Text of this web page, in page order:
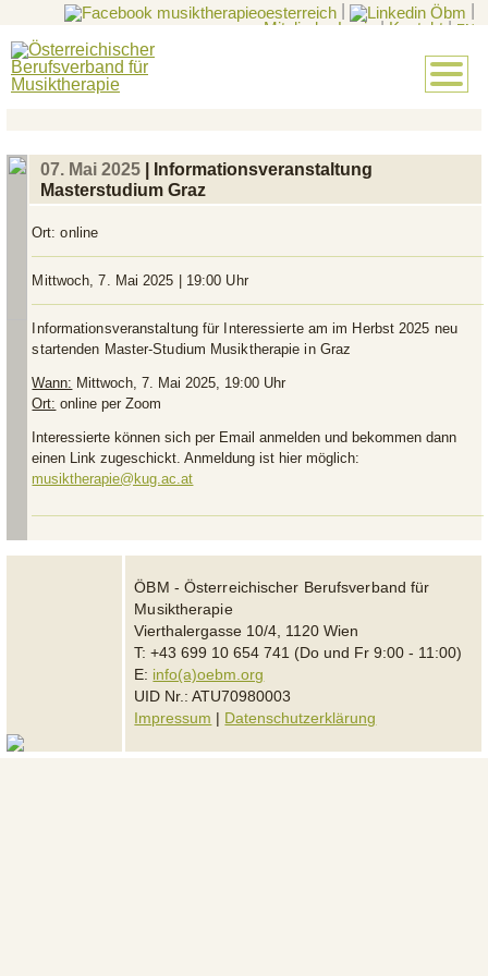
Mitglieder-Login
| Kontakt | EN
07. Mai 2025 | Informationsveranstaltung
Masterstudium Graz
Ort:online
Mittwoch, 7. Mai 2025 | 19:00 Uhr
Informationsveranstaltung für Interessierte am im Herbst 2025 neu
startenden Master-Studium Musiktherapie in Graz
Wann: Mittwoch, 7. Mai 2025, 19:00 Uhr
Ort: online per Zoom
Interessierte können sich per Email anmelden und bekommen dann
einen Link zugeschickt. Anmeldung ist hier möglich:
musiktherapie@kug.ac.at
ÖBM - Österreichischer Berufsverband für
Musiktherapie
Vierthalergasse 10/4, 1120 Wien
T: +43 699 10 654 741 (Do und Fr 9:00 - 11:00)
E: info(a)oebm.org
UID Nr.: ATU70980003
Impressum
Datenschutzerklärung